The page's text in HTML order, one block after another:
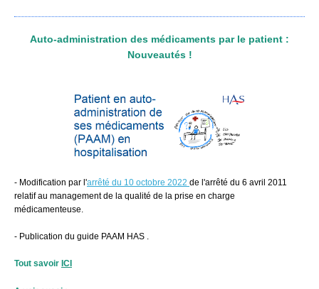
Auto-administration des médicaments par le patient :
Nouveautés !
- Modification par l'arrêté du 10 octobre 2022 de l'arrêté du 6 avril 2011
relatif au management de la qualité de la prise en charge
médicamenteuse.
- Publication du guide PAAM HAS .
Tout savoir ICI